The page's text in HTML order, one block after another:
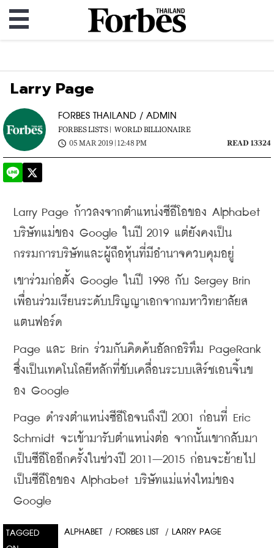
Larry Page
FORBES THAILAND / ADMIN
FORBES LISTS |
WORLD BILLIONAIRE
05 MAR 2019 | 12:48 PM
READ 13324
Larry Page ก้าวลงจากตำแหน่งซีอีโอของ Alphabet
บริษัทแม่ของ Google ในปี 2019 แต่ยังคงเป็น
กรรมการบริษัทและผู้ถือหุ้นที่มีอำนาจควบคุมอยู่
เขาร่วมก่อตั้ง Google ในปี 1998 กับ Sergey Brin
เพื่อนร่วมเรียนระดับปริญญาเอกจากมหาวิทยาลัยส
แตนฟอร์ด
Page และ Brin ร่วมกันคิดค้นอัลกอริทึม PageRank
ซึ่งเป็นเทคโนโลยีหลักที่ขับเคลื่อนระบบเสิร์ชเอนจิ้นข
อง Google
Page ดำรงตำแหน่งซีอีโอจนถึงปี 2001 ก่อนที่ Eric
Schmidt จะเข้ามารับตำแหน่งต่อ จากนั้นเขากลับมา
เป็นซีอีโออีกครั้งในช่วงปี 2011–2015 ก่อนจะย้ายไป
เป็นซีอีโอของ Alphabet บริษัทแม่แห่งใหม่ของ
Google
TAGGED
ALPHABET / FORBES LIST / LARRY PAGE